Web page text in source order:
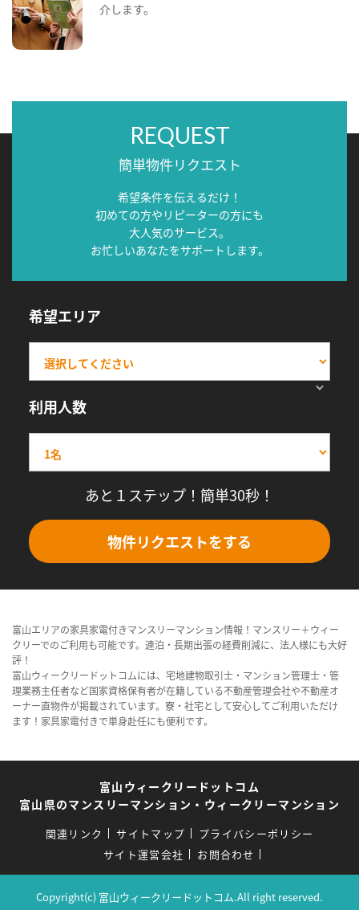
介します。
REQUEST
簡単物件リクエスト
希望条件を伝えるだけ！
初めての方やリピーターの方にも
大人気のサービス。
お忙しいあなたをサポートします。
希望エリア
利用人数
あと１ステップ！簡単30秒！
物件リクエストをする
富山エリアの家具家電付きマンスリーマンション情報！マンスリー＋ウィー
クリーでのご利用も可能です。連泊・長期出張の経費削減に、法人様にも大好
評！
富山ウィークリードットコムには、宅地建物取引士・マンション管理士・管
理業務主任者など国家資格保有者が在籍している不動産管理会社や不動産オ
ーナー直物件が掲載されています。寮・社宅として安心してご利用いただけ
ます！家具家電付きで単身赴任にも便利です。
富山ウィークリードットコム
富山県のマンスリーマンション・ウィークリーマンション
関連リンク サイトマップ
プライバシーポリシー
サイト運営会社
お問合わせ
Copyright(c) 富山ウィークリードットコム.All right reserved.